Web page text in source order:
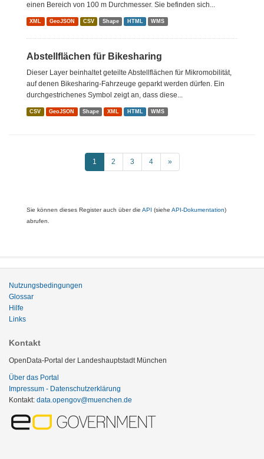
einen Bereich von 100 m Durchmesser. Sie befinden sich...
XML GeoJSON CSV Shape HTML WMS
Abstellflächen für Bikesharing
Dieser Layer beinhaltet geteilte Abstellflächen für Mikromobilität,
auf denen Bikesharing-Fahrzeuge geparkt werden dürfen. Ein
durchgestrichenes Symbol zeigt an, dass diese...
CSV GeoJSON Shape XML HTML WMS
1 2 3 4 »
Sie können dieses Register auch über die API (siehe API-Dokumentation)
abrufen.
Nutzungsbedingungen
Glossar
Hilfe
Links
Kontakt
OpenData-Portal der Landeshauptstadt München
Über das Portal
Impressum - Datenschutzerklärung
Kontakt: data.opengov@muenchen.de